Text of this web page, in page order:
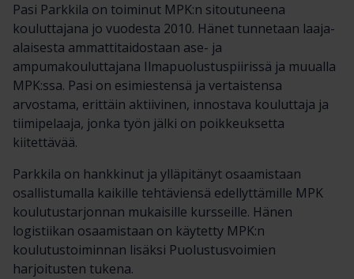
Pasi Parkkila on toiminut MPK:n sitoutuneena
kouluttajana jo vuodesta 2010. Hänet tunnetaan laaja-
alaisesta ammattitaidostaan ase- ja
ampumakouluttajana Ilmapuolustuspiirissä ja muualla
MPK:ssa. Pasi on esimiestensä ja vertaistensa
arvostama, erittäin aktiivinen, innostava kouluttaja ja
tiimipelaaja, jonka työn jälki on poikkeuksetta
kiitettävää.
Parkkila on hankkinut ja ylläpitänyt osaamistaan
osallistumalla kaikille tehtäviensä edellyttämille MPK
koulutustarjonnan mukaisille kursseille. Hänen
logistiikan osaamistaan on käytetty MPK:n
koulutustoiminnan lisäksi Puolustusvoimien
harjoitusten tukena.